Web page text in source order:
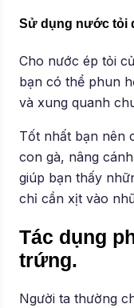
Sử dụng nước tỏi
Cho nước ép tỏi
bạn có thể phun
và xung quanh
Tốt nhất bạn nên
con gà, nâng
giúp bạn thấy
chỉ cần xịt vào
Tác dụng
trứng.
Người ta thường